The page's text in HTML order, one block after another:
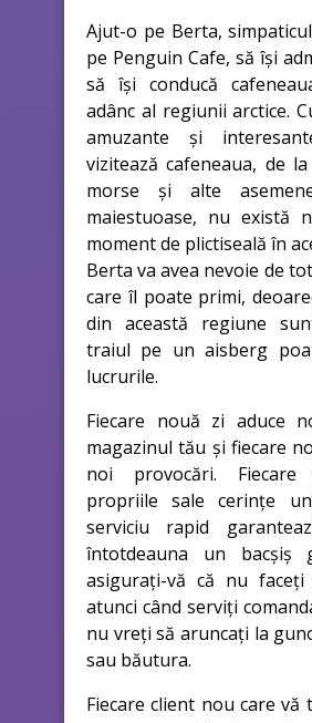
Ajut-o pe Berta,
pe Penguin Cafe, să își
să își conducă
adânc al regiunii arctice.
amuzante și
vizitează cafeneaua, de
morse și alte
maiestuoase, nu există
moment de plictiseală în
Berta va avea nevoie de
care îl poate primi,
din această regiune
traiul pe un aisberg
lucrurile.
Fiecare nouă zi aduce
magazinul tău și fiecare
noi provocări.
propriile sale cerințe
serviciu rapid
întotdeauna un bacșiș
asigurați-vă că nu faceți
atunci când serviți
nu vreți să aruncați la
sau băutura.
Fiecare client nou care vă